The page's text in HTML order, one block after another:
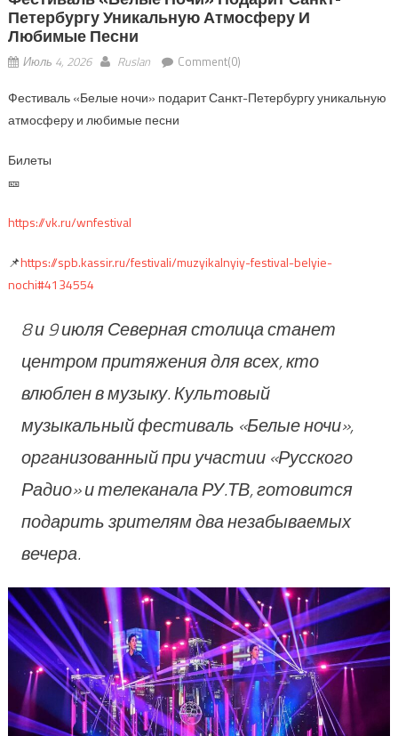
Петербургу Уникальную Атмосферу И
Любимые Песни
Июль 4, 2026 Ruslan Comment(0)
Фестиваль «Белые ночи» подарит Санкт-Петербургу уникальную
атмосферу и любимые песни
Билеты
🎫
https://vk.ru/wnfestival
📌https://spb.kassir.ru/festivali/muzyikalnyiy-festival-belyie-
nochi#4134554
8 и 9 июля Северная столица станет
центром притяжения для всех, кто
влюблен в музыку. Культовый
музыкальный фестиваль «Белые ночи»,
организованный при участии «Русского
Радио» и телеканала РУ.ТВ, готовится
подарить зрителям два незабываемых
вечера.